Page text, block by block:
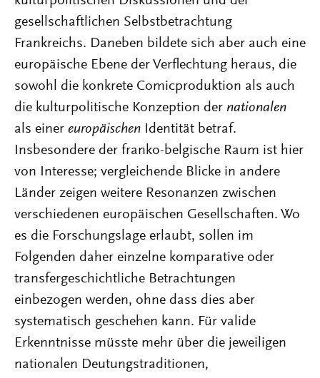
gesellschaftlichen Selbstbetrachtung
Frankreichs. Daneben bildete sich aber auch eine
europäische Ebene der Verflechtung heraus, die
sowohl die konkrete Comicproduktion als auch
die kulturpolitische Konzeption der nationalen
als einer europäischen Identität betraf.
Insbesondere der franko-belgische Raum ist hier
von Interesse; vergleichende Blicke in andere
Länder zeigen weitere Resonanzen zwischen
verschiedenen europäischen Gesellschaften. Wo
es die Forschungslage erlaubt, sollen im
Folgenden daher einzelne komparative oder
transfergeschichtliche Betrachtungen
einbezogen werden, ohne dass dies aber
systematisch geschehen kann. Für valide
Erkenntnisse müsste mehr über die jeweiligen
nationalen Deutungstraditionen,